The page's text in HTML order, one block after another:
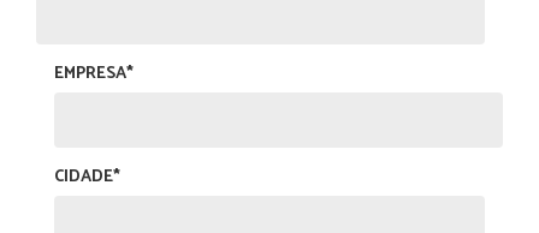
EMPRESA*
CIDADE*